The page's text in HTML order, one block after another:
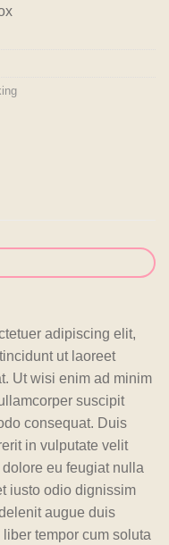
adipiscing elit,
ut laoreet
Ut wisi enim ad minim
suscipit
consequat. Duis
in vulputate velit
eu feugiat nulla
iusto odio dignissim
augue duis
tempor cum soluta